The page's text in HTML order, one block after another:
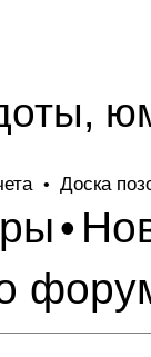
• Доска
•